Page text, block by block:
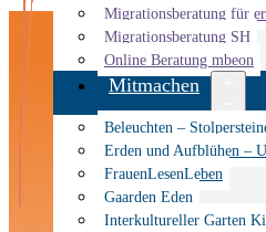
Migrationsberatung für
Migrationsberatung SH
Online Beratung mbeon
Mitmachen
Menü
Beleuchten –
Erden und Aufblühen –
FrauenLesenLeben
Gaarden Eden
Interkultureller Garten